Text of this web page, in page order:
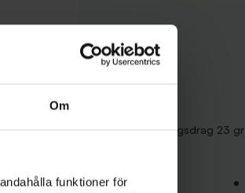
Om
funktioner för
Rainbow
Jaxon Havsöringsdrag 23